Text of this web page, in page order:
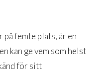
på femte plats, är en
kan ge vem som helst
för sitt